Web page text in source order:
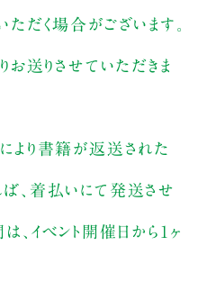
だく場合がございます。
送りさせていただきま
より書籍が返送された
、着払いにて発送させ
、イベント開催日から1ヶ